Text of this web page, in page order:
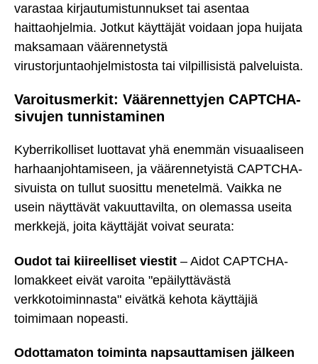
varastaa kirjautumistunnukset tai asentaa
haittaohjelmia. Jotkut käyttäjät voidaan jopa huijata
maksamaan väärennetystä
virustorjuntaohjelmistosta tai vilpillisistä palveluista.
Varoitusmerkit: Väärennettyjen CAPTCHA-
sivujen tunnistaminen
Kyberrikolliset luottavat yhä enemmän visuaaliseen
harhaanjohtamiseen, ja väärennetyistä CAPTCHA-
sivuista on tullut suosittu menetelmä. Vaikka ne
usein näyttävät vakuuttavilta, on olemassa useita
merkkejä, joita käyttäjät voivat seurata:
Oudot tai kiireelliset viestit – Aidot CAPTCHA-
lomakkeet eivät varoita "epäilyttävästä
verkkotoiminnasta" eivätkä kehota käyttäjiä
toimimaan nopeasti.
Odottamaton toiminta napsauttamisen jälkeen